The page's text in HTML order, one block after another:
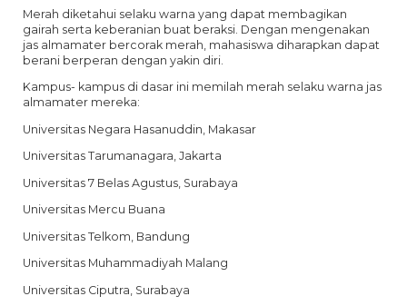
Merah diketahui selaku warna yang dapat membagikan
gairah serta keberanian buat beraksi. Dengan mengenakan
jas almamater bercorak merah, mahasiswa diharapkan dapat
berani berperan dengan yakin diri.
Kampus- kampus di dasar ini memilah merah selaku warna jas
almamater mereka:
Universitas Negara Hasanuddin, Makasar
Universitas Tarumanagara, Jakarta
Universitas 7 Belas Agustus, Surabaya
Universitas Mercu Buana
Universitas Telkom, Bandung
Universitas Muhammadiyah Malang
Universitas Ciputra, Surabaya